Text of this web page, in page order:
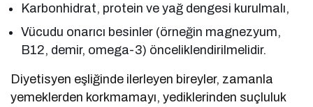
Karbonhidrat, protein ve yağ dengesi kurulmalı,
Vücudu onarıcı besinler (örneğin magnezyum,
B12, demir, omega-3) önceliklendirilmelidir.
Diyetisyen eşliğinde ilerleyen bireyler, zamanla
yemeklerden korkmamayı, yediklerinden suçluluk